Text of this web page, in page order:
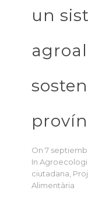
un
On 7
In
ciutadana
Alimentària